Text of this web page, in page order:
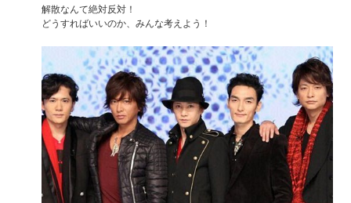
解散なんて絶対反対！
どうすればいいのか、みんな考えよう！